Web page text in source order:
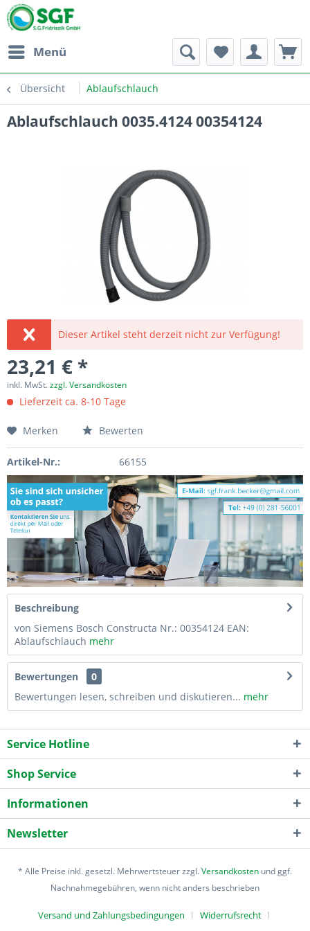
Menü
Übersicht Ablaufschlauch
Ablaufschlauch 0035.4124 00354124
Dieser Artikel steht derzeit nicht zur Verfügung!
23,21 € *
inkl. MwSt.zzgl. Versandkosten
Lieferzeit ca. 8-10 Tage
Merken Bewerten
Artikel-Nr.: 66155
Beschreibung
von Siemens Bosch Constructa Nr.: 00354124 EAN:
Ablaufschlauch mehr
Bewertungen
0
Bewertungen lesen, schreiben und diskutieren... mehr
Service Hotline
Shop Service
Informationen
Newsletter
* Alle Preise inkl. gesetzl. Mehrwertsteuer zzgl.Versandkosten und ggf.
Nachnahmegebühren, wenn nicht anders beschrieben
Versand und Zahlungsbedingungen Widerrufsrecht